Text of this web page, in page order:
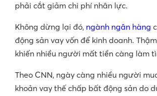
phải cắt giảm chi phí nhân lực.
Không dừng lại đó, ngành ngân hàng
động sản vay vốn để kinh doanh.
khiến nhiều người mất tiền càng làm
Theo CNN, ngày càng nhiều người
khoản vay thế chấp bất động sản do